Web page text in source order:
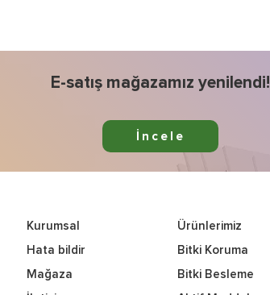
E-satış mağazamız yenilendi!
İncele
Kurumsal
Hata bildir
Mağaza
Ürünlerimiz
Bitki Koruma
Bitki Besleme